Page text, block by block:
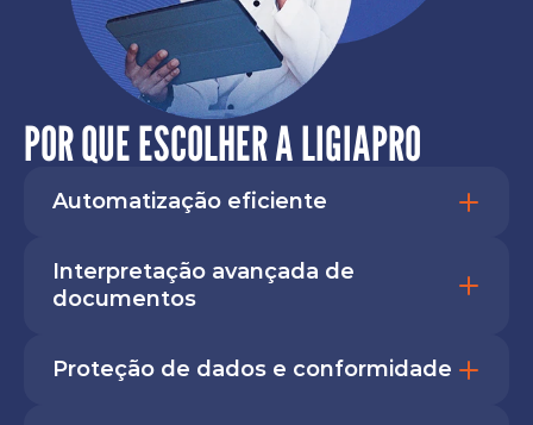
POR QUE ESCOLHER A LIGIAPRO
Automatização eficiente
Interpretação avançada de
documentos
Proteção de dados e conformidade